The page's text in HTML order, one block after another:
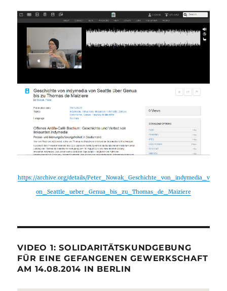
https://archive.org/details/Peter_Nowak_Geschichte_von_indymedia_v
on_Seattle_ueber_Genua_bis_zu_Thomas_de_Maiziere
VIDEO 1: SOLIDARITÄTSKUNDGEBUNG
FÜR EINE GEFANGENEN GEWERKSCHAFT
AM 14.08.2014 IN BERLIN